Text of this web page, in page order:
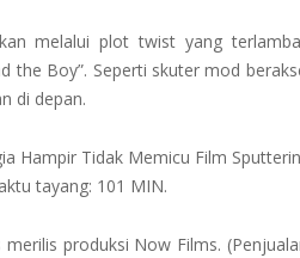
melalui plot twist yang
the Boy”. Seperti skuter mod
di depan.
Hampir Tidak Memicu Film
tayang: 101 MIN.
produksi Now Films.